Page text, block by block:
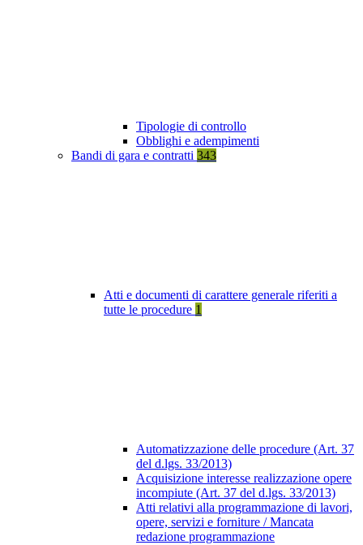
Tipologie di controllo
Obblighi e adempimenti
Bandi di gara e contratti 343
Atti e documenti di carattere generale riferiti a
tutte le procedure 1
Automatizzazione delle procedure (Art. 37
del d.lgs. 33/2013)
Acquisizione interesse realizzazione opere
incompiute (Art. 37 del d.lgs. 33/2013)
Atti relativi alla programmazione di lavori,
opere, servizi e forniture / Mancata
redazione programmazione